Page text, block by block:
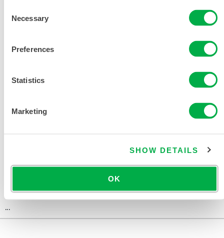
Selection
Necessary
Preferences
Statistics
Marketing
SHOW DETAILS
OK
MÉXICO, CHINA, ÁFRICA, ASIA, OCEANÍA, AMÉRICA DEL
...